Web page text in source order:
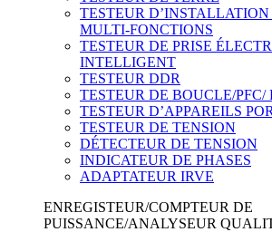
TESTEUR
MULTI-FONCTIONS
TESTEUR DE PRISE
INTELLIGENT
TESTEUR DDR
TESTEUR DE BOUCLE/PFC/
TESTEUR D’APPAREILS
TESTEUR DE TENSION
DÉTECTEUR DE TENSION
INDICATEUR DE PHASES
ADAPTATEUR IRVE
ENREGISTEUR/COMPTEUR DE
PUISSANCE/ANALYSEUR